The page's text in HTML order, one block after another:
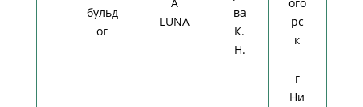
бульд
ог
LUNA
ва
К.
Н.
рс
к
г
Ни